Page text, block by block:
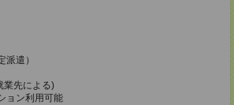
遣）
業先による)
ョン利用可能